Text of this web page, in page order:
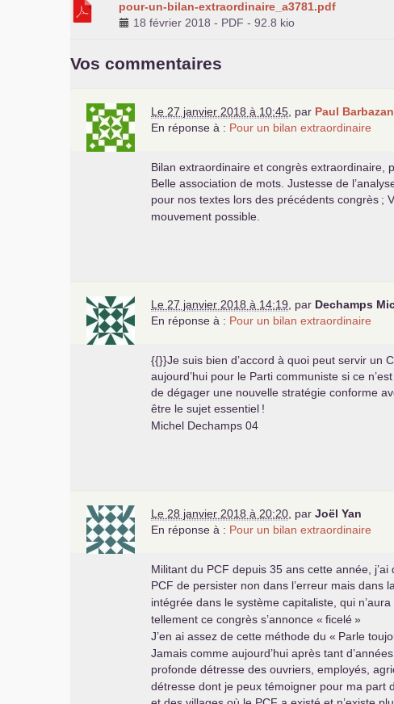
pour-un-bilan-extraordinaire_a3781.pdf
18 février 2018 - PDF - 92.8 kio
Vos commentaires
Le 27 janvier 2018 à 10:45 par Paul
En réponse à : Pour un bilan extraordinaire
Bilan extraordinaire et congrès extraordinaire,
Belle association de mots. Justesse de
pour nos textes lors des précédents congrès ;
mouvement possible.
Le 27 janvier 2018 à 14:19 par Dechamps
En réponse à : Pour un bilan extraordinaire
{{}}Je suis bien d’accord à quoi peut servir un
aujourd’hui pour le Parti communiste si ce
de dégager une nouvelle stratégie conforme
être le sujet essentiel !
Michel Dechamps 04
Le 28 janvier 2018 à 20:20 par Joël Yan
En réponse à : Pour un bilan extraordinaire
Militant du PCF depuis 35 ans cette année,
PCF de persister non dans l’erreur mais dans
intégrée dans le système capitaliste, qui
tellement ce congrès s’annonce « ficelé»
J’en ai assez de cette méthode du « Parle
Jamais comme aujourd’hui après tant
profonde détresse des ouvriers, employés,
détresse dont je peux témoigner pour ma part